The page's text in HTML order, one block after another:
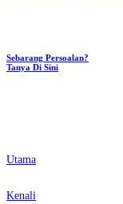
Sebarang Persoalan?
Tanya Di Sini
Utama
Kenali